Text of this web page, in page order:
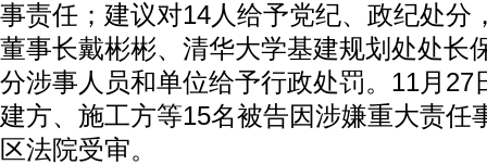
事责任；建议对14人给予党纪、政纪处分
董事长戴彬彬、清华大学基建规划处处长
分涉事人员和单位给予行政处罚。11月27
建方、施工方等15名被告因涉嫌重大责任
区法院受审。